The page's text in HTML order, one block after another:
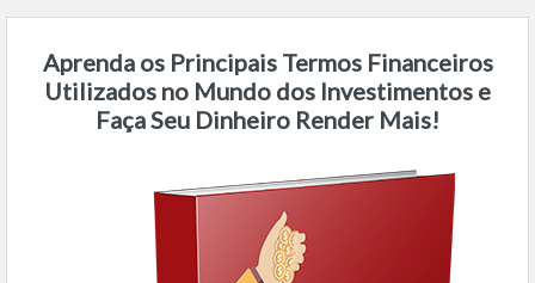
Aprenda os Principais Termos Financeiros
Utilizados no Mundo dos Investimentos e
Faça Seu Dinheiro Render Mais!